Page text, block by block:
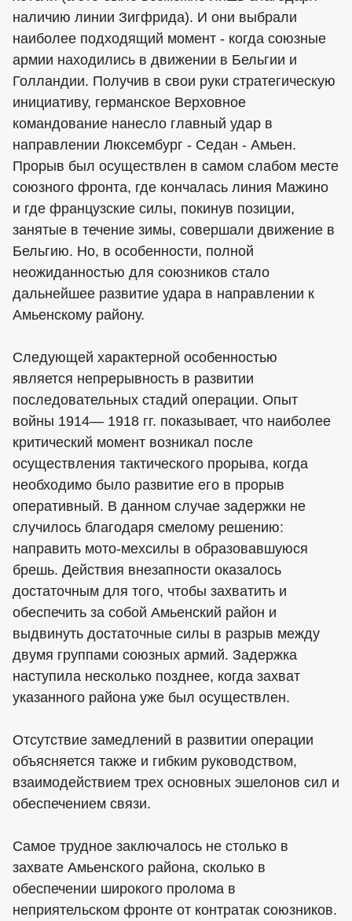
наличию линии Зигфрида). И они выбрали
наиболее подходящий момент - когда союзные
армии находились в движении в Бельгии и
Голландии. Получив в свои руки стратегическую
инициативу, германское Верховное
командование нанесло главный удар в
направлении Люксембург - Седан - Амьен.
Прорыв был осуществлен в самом слабом месте
союзного фронта, где кончалась линия Мажино
и где французские силы, покинув позиции,
занятые в течение зимы, совершали движение в
Бельгию. Но, в особенности, полной
неожиданностью для союзников стало
дальнейшее развитие удара в направлении к
Амьенскому району.
Следующей характерной особенностью
является непрерывность в развитии
последовательных стадий операции. Опыт
войны 1914— 1918 гг. показывает, что наиболее
критический момент возникал после
осуществления тактического прорыва, когда
необходимо было развитие его в прорыв
оперативный. В данном случае задержки не
случилось благодаря смелому решению:
направить мото-мехсилы в образовавшуюся
брешь. Действия внезапности оказалось
достаточным для того, чтобы захватить и
обеспечить за собой Амьенский район и
выдвинуть достаточные силы в разрыв между
двумя группами союзных армий. Задержка
наступила несколько позднее, когда захват
указанного района уже был осуществлен.
Отсутствие замедлений в развитии операции
объясняется также и гибким руководством,
взаимодействием трех основных эшелонов сил и
обеспечением связи.
Самое трудное заключалось не столько в
захвате Амьенcкого района, сколько в
обеспечении широкого пролома в
неприятельском фронте от контратак союзников.